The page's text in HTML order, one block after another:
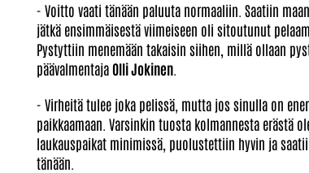
- Voitto vaati tänään paluuta normaaliin. Saatiin
jätkä ensimmäisestä viimeiseen oli sitoutunut
Pystyttiin menemään takaisin siihen, millä ollaan
päävalmentajaOlli Jokinen
- Virheitä tulee joka pelissä, mutta jos sinulla on
paikkaamaan. Varsinkin tuosta kolmannesta erästä
laukauspaikat minimissä, puolustettiin hyvin ja
tänään.